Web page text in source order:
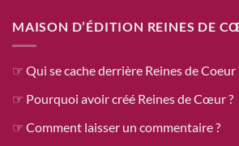
MAISON D’ÉDITION REINES DE
☞ Qui se cache derrière Reines de Coeur
☞ Pourquoi avoir créé Reines de Cœur ?
☞ Comment laisser un commentaire ?